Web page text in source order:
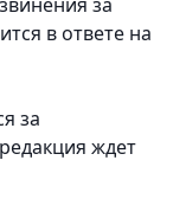
в ответе на
за
ждет